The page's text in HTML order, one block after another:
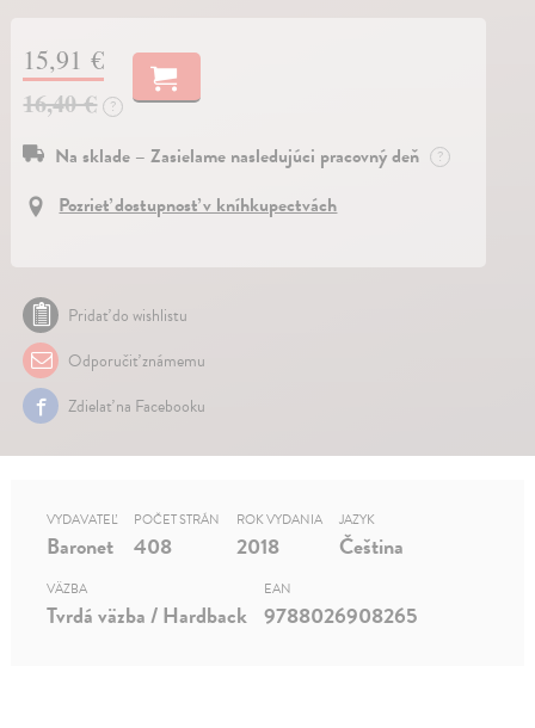
15,91 €
16,40 €
?
Na sklade – Zasielame nasledujúci pracovný deň ?
Pozrieť dostupnosť v kníhkupectvách
Pridať do wishlistu
Odporučiť známemu
Zdielať na Facebooku
VYDAVATEĽ
Baronet
POČET STRÁN
408
ROK VYDANIA
2018
JAZYK
Čeština
VÄZBA
Tvrdá väzba / Hardback
EAN
9788026908265